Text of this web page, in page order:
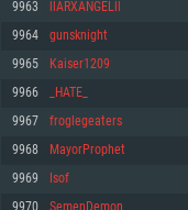
최소사양
운영체제: Windows 10 (64 bit)
프로세서: 2.2 GHz 듀얼코어
최소사양
운영체제: Mac OS Big Sur 11.0
프로세서: 최소 2.2 GHz의
최소사양
운영체제: 64bit Linux 중 최신
프로세서: 2.4 GHz 듀얼코어
9963 llARXANGELll
9964 gunsknight
9965 Kaiser1209
9966 _HATE_
9967 froglegeaters
9968 MayorProphet
9969 Isof
9970 SemenDemon_